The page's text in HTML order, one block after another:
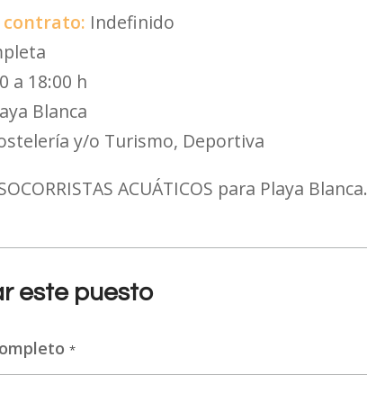
contrato: Indefinido
a 18:00 h
Blanca
y/o Turismo Deportiva
ACUÁTICOS para Playa Blanca.
este puesto
*